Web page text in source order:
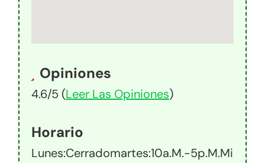
Opiniones
4.6/5 (Leer Las Opiniones)
Horario
Lunes:Cerradomartes:10a.m.-5p.m.mi